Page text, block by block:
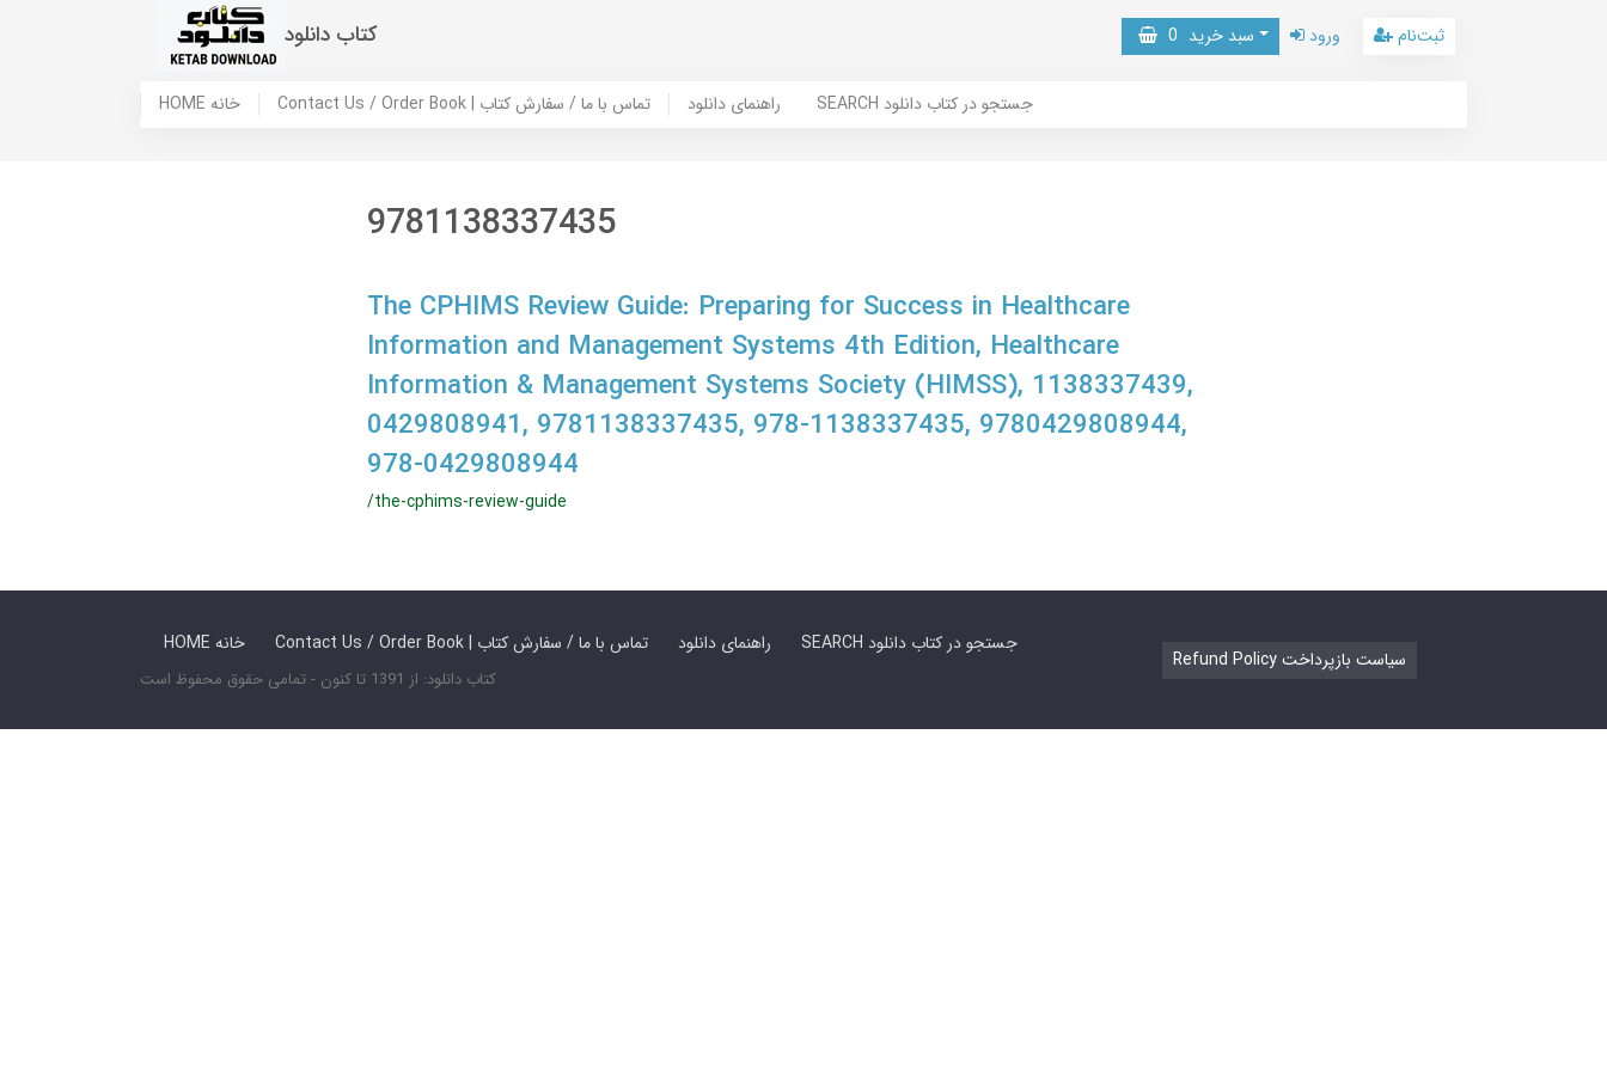
کتاب دانلود سبد خرید 0 ورود ثبت‌نام
HOME خانه Contact Us / Order Book | تماس با ما / سفارش کتاب راهنمای دانلود SEARCH جستجو در کتاب دانلود
9781138337435
The CPHIMS Review Guide: Preparing for Success in Healthcare
Information and Management Systems 4th Edition, Healthcare
Information & Management Systems Society (HIMSS), 1138337439,
0429808941, 9781138337435, 978-1138337435, 9780429808944,
978-0429808944
/the-cphims-review-guide
HOME خانه Contact Us / Order Book | تماس با ما / سفارش کتاب راهنمای دانلود SEARCH جستجو در کتاب دانلود
کتاب دانلود: از 1391 تا کنون - تمامی حقوق محفوظ است
Refund Policy سیاست بازپرداخت